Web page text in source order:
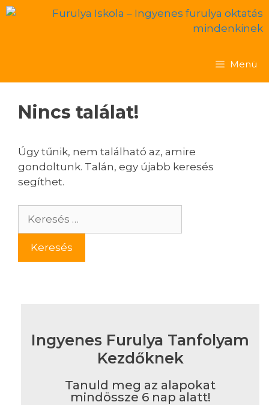
Menü
Nincs találat!
Úgy tűnik, nem található az, amire
gondoltunk. Talán, egy újabb keresés
segíthet.
Ingyenes Furulya Tanfolyam
Kezdőknek
Tanuld meg az alapokat
mindössze 6 nap alatt!